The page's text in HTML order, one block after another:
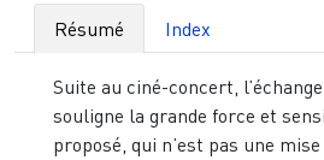
Résumé Index
Suite au ciné-concert,
souligne la grande force et
proposé, qui n’est pas une